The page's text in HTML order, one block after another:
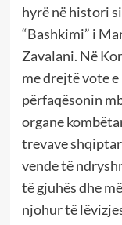
hyrë në histori
“Bashkimi” i
Zavalani. Në
me drejtë vote
përfaqësonin
organe
trevave
vende të
të gjuhës dhe
njohur të